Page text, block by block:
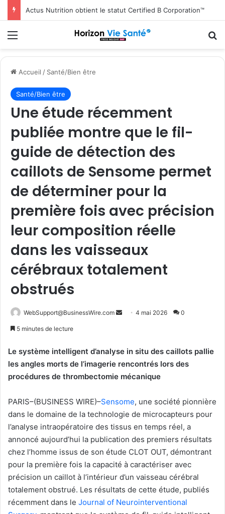
Actus Nutrition obtient le statut Certified B Corporation™
Menu
Accueil / Santé/Bien être
Santé/Bien être
Une étude récemment
publiée montre que le fil-
guide de détection des
caillots de Sensome permet
de déterminer pour la
première fois avec précision
leur composition réelle
dans les vaisseaux
cérébraux totalement
obstrués
WebSupport@BusinessWire.com
Envoyer4 mai 2026 0
5 minutes de lecture
Le système intelligent d’analyse in situ des caillots pallie
les angles morts de l’imagerie rencontrés lors des
procédures de thrombectomie mécanique
PARIS–(BUSINESS WIRE)–Sensome, une société pionnière
dans le domaine de la technologie de microcapteurs pour
l’analyse intraopératoire des tissus en temps réel, a
annoncé aujourd’hui la publication des premiers résultats
chez l’homme issus de son étude CLOT OUT, démontrant
pour la première fois la capacité à caractériser avec
précision un caillot à l’intérieur d’un vaisseau cérébral
totalement obstrué. Les résultats de cette étude, publiés
récemment dans le Journal of Neurointerventional